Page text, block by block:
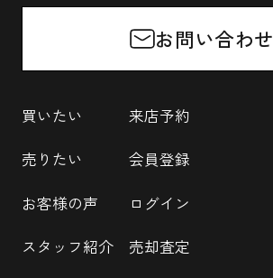
お問い合わせ
買いたい
売りたい
お客様の声
スタッフ紹介
来店予約
会員登録
ログイン
売却査定